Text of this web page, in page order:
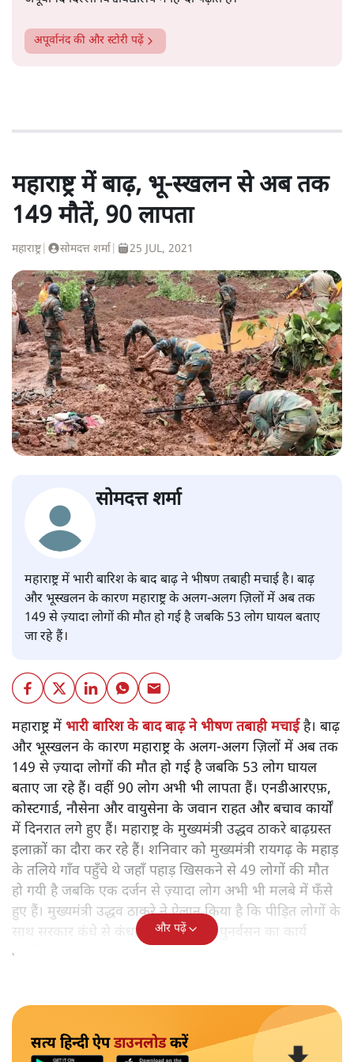
अपूर्वानंदकी और स्टोरी पढ़ें
महाराष्ट्र में बाढ़, भू-स्खलन से अब तक
149 मौतें, 90 लापता
महाराष्ट्र| सोमदत्त शर्मा 25 JUL, 2021
सोमदत्त शर्मा
महाराष्ट्र में भारी बारिश के बाद बाढ़ ने भीषण तबाही मचाई है। बाढ़
और भूस्खलन के कारण महाराष्ट्र के अलग-अलग ज़िलों में अब तक
149 से ज़्यादा लोगों की मौत हो गई है जबकि 53 लोग घायल बताए
जा रहे हैं।
महाराष्ट्र में भारी बारिश के बाद बाढ़ ने भीषण तबाही मचाईहै। बाढ़
और भूस्खलन के कारण महाराष्ट्र के अलग-अलग ज़िलों में अब तक
149 से ज़्यादा लोगों की मौत हो गई है जबकि 53 लोग घायल
बताए जा रहे हैं। वहीं 90 लोग अभी भी लापता हैं। एनडीआरएफ़,
कोस्टगार्ड, नौसेना और वायुसेना के जवान राहत और बचाव कार्यों
में दिनरात लगे हुए हैं। महाराष्ट्र के मुख्यमंत्री उद्धव ठाकरे बाढ़ग्रस्त
इलाक़ों का दौरा कर रहे हैं। शनिवार को मुख्यमंत्री रायगढ़ के महाड़
के तलिये गाँव पहुँचे थे जहाँ पहाड़ खिसकने से 49 लोगों की मौत
हो गयी है जबकि एक दर्जन से ज़्यादा लोग अभी भी मलबे में फँसे
हुए हैं। मुख्यमंत्री उद्धव ठाकरे ने ऐलान किया है कि पीड़ित लोगों के
साथ सरकार कंधे से कंधा मिलाकर उनके पुनर्वसन का कार्य
करेगी।
और पढ़ें
सत्य हिन्दी ऐपडाउनलोडकरें